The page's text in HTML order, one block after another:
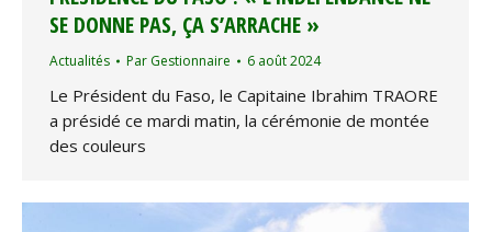
SE DONNE PAS, ÇA S’ARRACHE »
Actualités Par Gestionnaire 6 août 2024
Le Président du Faso, le Capitaine Ibrahim TRAORE
a présidé ce mardi matin, la cérémonie de montée
des couleurs